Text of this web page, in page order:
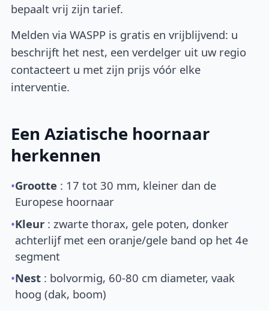
bepaalt vrij zijn tarief.
Melden via WASPP is gratis en vrijblijvend: u
beschrijft het nest, een verdelger uit uw regio
contacteert u met zijn prijs vóór elke
interventie.
Een Aziatische hoornaar
herkennen
•Grootte : 17 tot 30 mm, kleiner dan de
Europese hoornaar
•Kleur : zwarte thorax, gele poten, donker
achterlijf met een oranje/gele band op het 4e
segment
•Nest : bolvormig, 60-80 cm diameter, vaak
hoog (dak, boom)